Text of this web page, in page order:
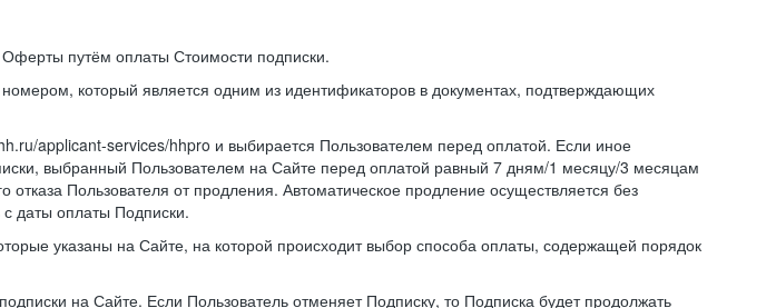
путём оплаты Стоимости подписки.
который является одним из идентификаторов в документах, подтверждающих
applicant-services/hhpro и выбирается Пользователем перед оплатой. Если иное
выбранный Пользователем на Сайте перед оплатой равный 7 дням/1 месяцу/3 месяцам
Пользователя от продления. Автоматическое продление осуществляется без
даты оплаты Подписки.
указаны на Сайте, на которой происходит выбор способа оплаты, содержащей порядок
на Сайте. Если Пользователь отменяет Подписку, то Подписка будет продолжать